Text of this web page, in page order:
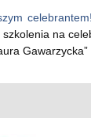
celebrantem!
na
Gawarzycka”